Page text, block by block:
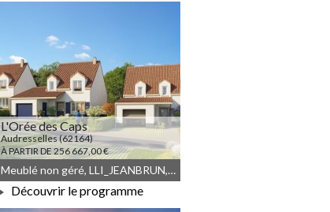
L'Orée des Caps
Audresselles (62164)
À PARTIR DE 256 667,00 €
Meublé non géré, LLI_JEANBRUN, LLI, JEANBRUN, Droit commun
Découvrir le programme